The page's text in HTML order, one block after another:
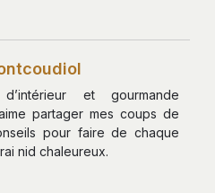
et gourmande
partager mes coups de
pour faire de chaque
nid chaleureux.